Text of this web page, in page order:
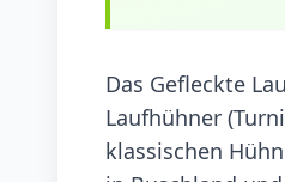
Das Gefleckte
Laufhühner
klassischen